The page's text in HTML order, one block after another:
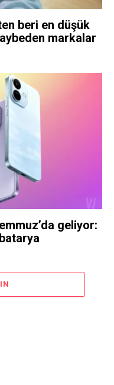
beri en düşük
markalar
geliyor: